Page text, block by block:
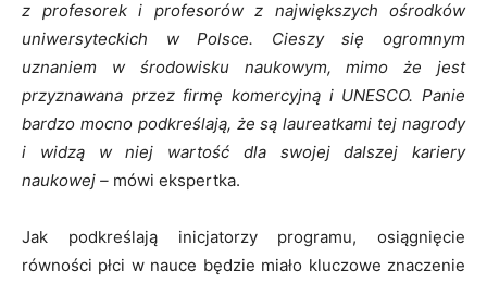
z profesorek i profesorów z największych ośrodków
uniwersyteckich w Polsce. Cieszy się ogromnym
uznaniem w środowisku naukowym, mimo że jest
przyznawana przez firmę komercyjną i UNESCO. Panie
bardzo mocno podkreślają, że są laureatkami tej nagrody
i widzą w niej wartość dla swojejdalszej kariery
naukowej – mówi ekspertka.
Jak podkreślają inicjatorzy programu, osiągnięcie
równości płci w nauce będzie miało kluczowe znaczenie